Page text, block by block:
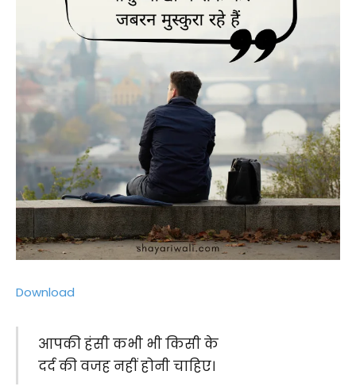
Download
आपकी हंसी कभी भी किसी के
दर्द की वजह नहीं होनी चाहिए।